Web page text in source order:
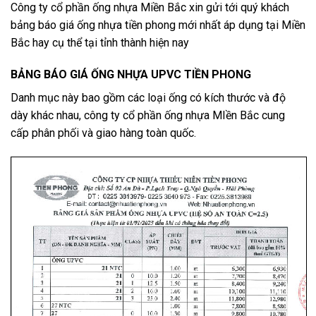
Công ty cổ phần ống nhựa Miền Bắc xin gửi tới quý khách
bảng báo giá ống nhựa tiền phong mới nhất áp dụng tại Miền
Bắc hay cụ thể tại tỉnh thành hiện nay
BẢNG BÁO GIÁ ỐNG NHỰA UPVC TIỀN PHONG
Danh mục này bao gồm các loại ống có kích thước và độ
dày khác nhau, công ty cổ phần ống nhựa MIền Bắc cung
cấp phân phối và giao hàng toàn quốc.